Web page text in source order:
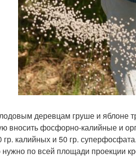
деревцам груше и яблоне
вносить фосфорно-калийные и
гр. калийных и 50 гр.
нужно по всей площади проекции